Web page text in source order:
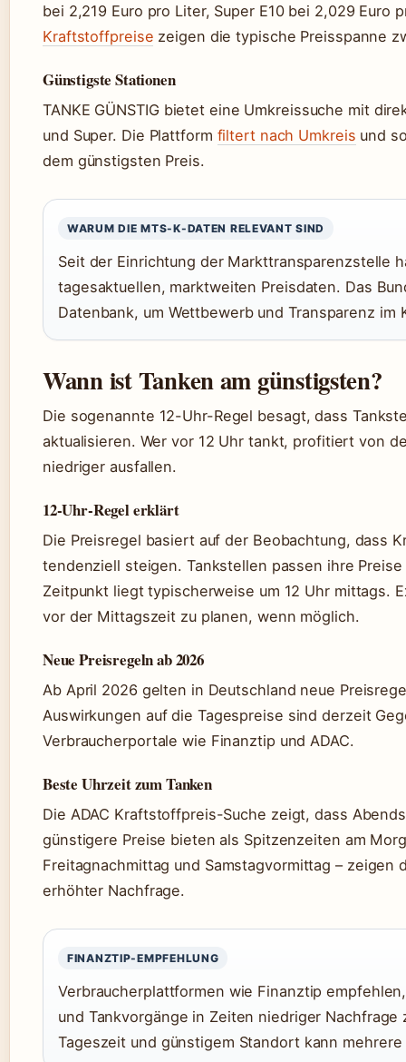
bei 2,219 Euro pro Liter, Super E10 bei 2,029 Euro
Kraftstoffpreise zeigen die typische Preisspanne
Günstigste Stationen
TANKE GÜNSTIG bietet eine Umkreissuche mit
und Super. Die Plattform filtert nach Umkreis und
dem günstigsten Preis.
WARUM DIE MTS-K-DATEN RELEVANT SIND
Seit der Einrichtung der Markttransparenzstelle
tagesaktuellen, marktweiten Preisdaten. Das
Datenbank, um Wettbewerb und Transparenz
Wann ist Tanken am günstigsten?
Die sogenannte 12-Uhr-Regel besagt, dass
aktualisieren. Wer vor 12 Uhr tankt, profitiert von
niedriger ausfallen.
12-Uhr-Regel erklärt
Die Preisregel basiert auf der Beobachtung, dass
tendenziell steigen. Tankstellen passen ihre
Zeitpunkt liegt typischerweise um 12 Uhr mittags.
vor der Mittagszeit zu planen, wenn möglich.
Neue Preisregeln ab 2026
Ab April 2026 gelten in Deutschland neue
Auswirkungen auf die Tagespreise sind derzeit
Verbraucherportale wie Finanztip und ADAC.
Beste Uhrzeit zum Tanken
Die ADAC Kraftstoffpreis-Suche zeigt, dass
günstigere Preise bieten als Spitzenzeiten am
Freitagnachmittag und Samstagvormittag – zeigen
erhöhter Nachfrage.
FINANZTIP-EMPFEHLUNG
Verbraucherplattformen wie Finanztip
und Tankvorgänge in Zeiten niedriger
Tageszeit und günstigem Standort kann